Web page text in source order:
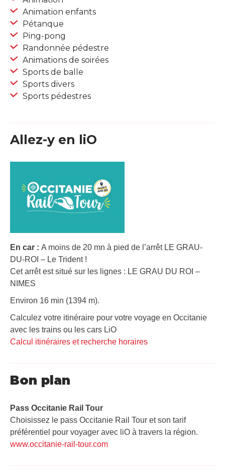
Animation enfants
Pétanque
Ping-pong
Randonnée pédestre
Animations de soirées
Sports de balle
Sports divers
Sports pédestres
Allez-y en liO
En car : A moins de 20 mn à pied de l’arrêt LE GRAU-
DU-ROI – Le Trident !
Cet arrêt est situé sur les lignes : LE GRAU DU ROI –
NIMES
Environ 16 min (1394 m).
Calculez votre itinéraire pour votre voyage en Occitanie
avec les trains ou les cars LiO
Calcul itinéraires et recherche horaires
Bon plan
Pass Occitanie Rail Tour​
Choisissez le pass Occitanie Rail Tour et son tarif
préférentiel pour voyager avec liO à travers la région.
www.occitanie-rail-tour.com